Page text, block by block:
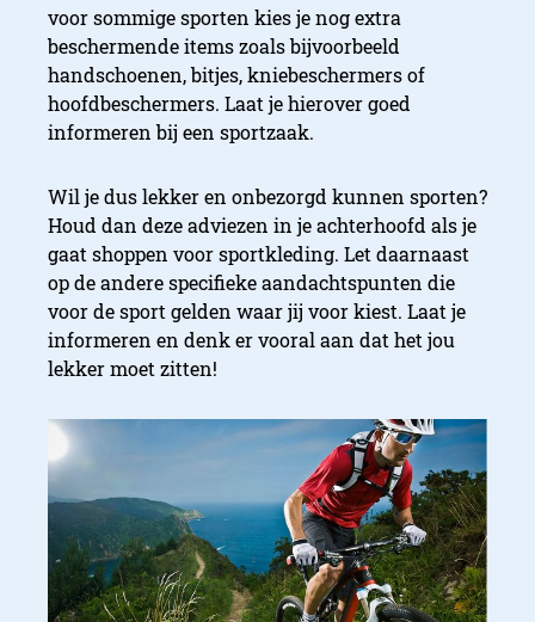
1. Vrij bewegen
voor sommige sporten kies je nog extra
beschermende items zoals bijvoorbeeld
handschoenen, bitjes, kniebeschermers of
hoofdbeschermers. Laat je hierover goed
informeren bij een sportzaak.
Wil je dus lekker en onbezorgd kunnen sporten?
Houd dan deze adviezen in je achterhoofd als je
gaat shoppen voor sportkleding. Let daarnaast
op de andere specifieke aandachtspunten die
voor de sport gelden waar jij voor kiest. Laat je
informeren en denk er vooral aan dat het jou
lekker moet zitten!